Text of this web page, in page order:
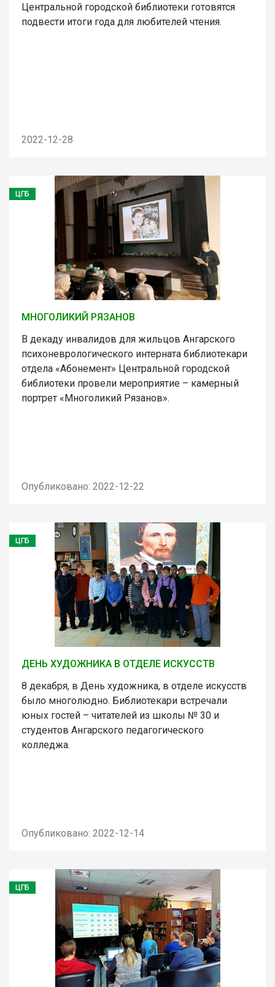
Центральной городской библиотеки готовятся
подвести итоги года для любителей чтения.
2022-12-28
ЦГБ
МНОГОЛИКИЙ РЯЗАНОВ
В декаду инвалидов для жильцов Ангарского
психоневрологического интерната библиотекари
отдела «Абонемент» Центральной городской
библиотеки провели мероприятие – камерный
портрет «Многоликий Рязанов».
Опубликовано: 2022-12-22
ЦГБ
ДЕНЬ ХУДОЖНИКА В ОТДЕЛЕ ИСКУССТВ
8 декабря, в День художника, в отделе искусств
было многолюдно. Библиотекари встречали
юных гостей – читателей из школы № 30 и
студентов Ангарского педагогического
колледжа.
Опубликовано: 2022-12-14
ЦГБ